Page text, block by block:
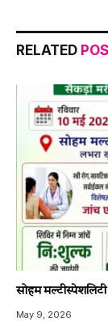
RELATED
सोहम
May 9, 2026